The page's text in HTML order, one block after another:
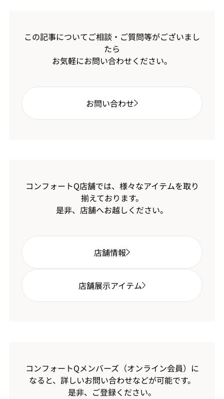
この記事についてご相談・ご質問等がございまし
たら
お気軽にお問い合わせください。
お問い合わせ
コンフォートQ店舗では、様々なアイテムを取り
揃えております。
是非、店舗へお越しください。
店舗情報
店舗展示アイテム
コンフォートQメンバーズ（オンライン会員）に
なると、 詳しいお問い合わせなどが可能です。
是非、ご登録ください。